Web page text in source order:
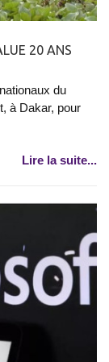
20 ANS
du
à Dakar, pour
Lire la suite...